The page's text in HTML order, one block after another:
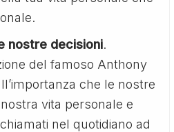
nostre decisioni.
del famoso Anthony
che le nostre
vita personale e
nel quotidiano ad